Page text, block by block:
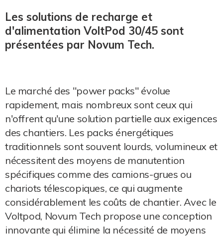
Les solutions de recharge et
d'alimentation VoltPod 30/45 sont
présentées par Novum Tech.
Le marché des "power packs" évolue
rapidement, mais nombreux sont ceux qui
n'offrent qu'une solution partielle aux exigences
des chantiers. Les packs énergétiques
traditionnels sont souvent lourds, volumineux et
nécessitent des moyens de manutention
spécifiques comme des camions-grues ou
chariots télescopiques, ce qui augmente
considérablement les coûts de chantier. Avec le
Voltpod, Novum Tech propose une conception
innovante qui élimine la nécessité de moyens